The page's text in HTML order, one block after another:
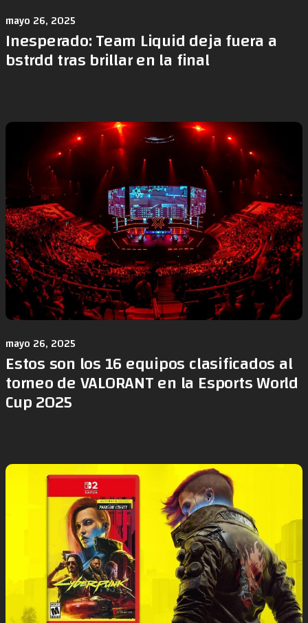
mayo 26, 2025
Inesperado: Team Liquid deja fuera a
bstrdd tras brillar en la final
mayo 26, 2025
Estos son los 16 equipos clasificados al
torneo de VALORANT en la Esports World
Cup 2025